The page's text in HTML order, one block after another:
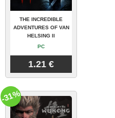
THE INCREDIBLE
ADVENTURES OF VAN
HELSING II
PC
1.21 €
-31%